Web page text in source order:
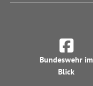
Bundeswehr im
Blick